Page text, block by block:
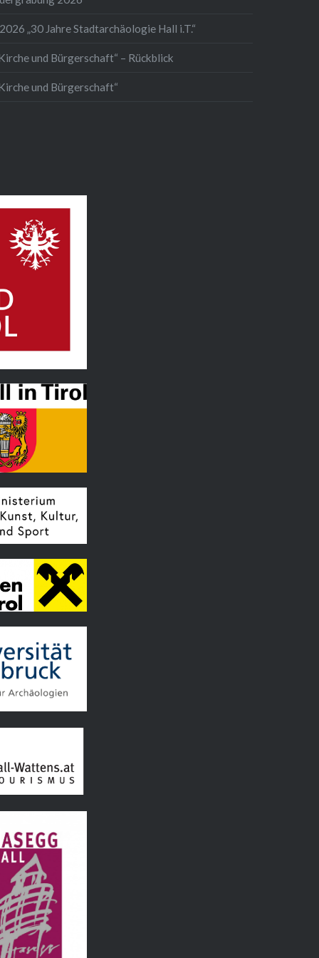
„30 Jahre Stadtarchäologie Hall i.T.“
und Bürgerschaft“ – Rückblick
und Bürgerschaft“
Hall Wattens